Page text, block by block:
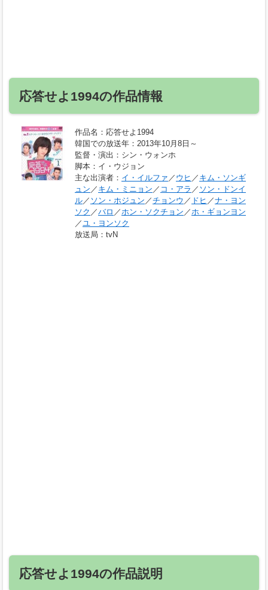
応答せよ1994の作品情報
作品名 ：応答せよ1994
韓国での放送年 ：2013年10月8日～
監督・演出 ：シン・ウォンホ
脚本 ：イ・ウジョン
主な出演者 ： イ・イルファ ／ ウヒ ／ キム・ソンギ
ュン ／ キム・ミニョン ／ コ・アラ ／ ソン・ドンイ
ル／ ソン・ホジュン ／チョンウ ／ ドヒ ／ナ・ヨン
ソク ／バロ ／ホン・ソクチョン ／ホ・ギョンヨン
／ユ・ヨンソク
放送局 ：tvN
応答せよ1994の作品説明